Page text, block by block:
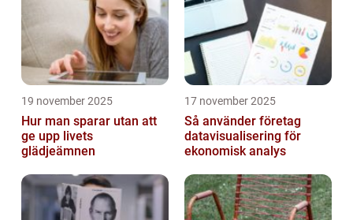
19 november 2025
Hur man sparar utan att
ge upp livets
glädjeämnen
17 november 2025
Så använder företag
datavisualisering för
ekonomisk analys